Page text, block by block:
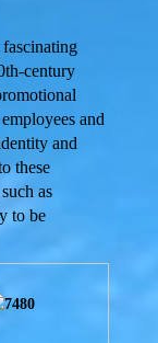
century
and
and
these
as
to be